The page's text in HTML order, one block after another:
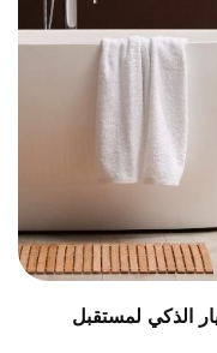
الذكي لمستقبل